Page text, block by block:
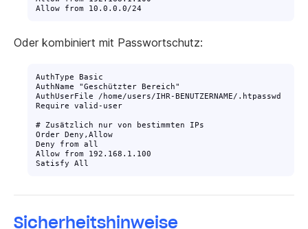
Allow from 10.0.0.0/24
Oder kombiniert mit Passwortschutz:
AuthType Basic
AuthName "Geschützter Bereich"
AuthUserFile /home/users/IHR-BENUTZERNAME/.htpasswd
Require valid-user
# Zusätzlich nur von bestimmten IPs
Order Deny,Allow
Deny from all
Allow from 192.168.1.100
Satisfy All
Sicherheitshinweise